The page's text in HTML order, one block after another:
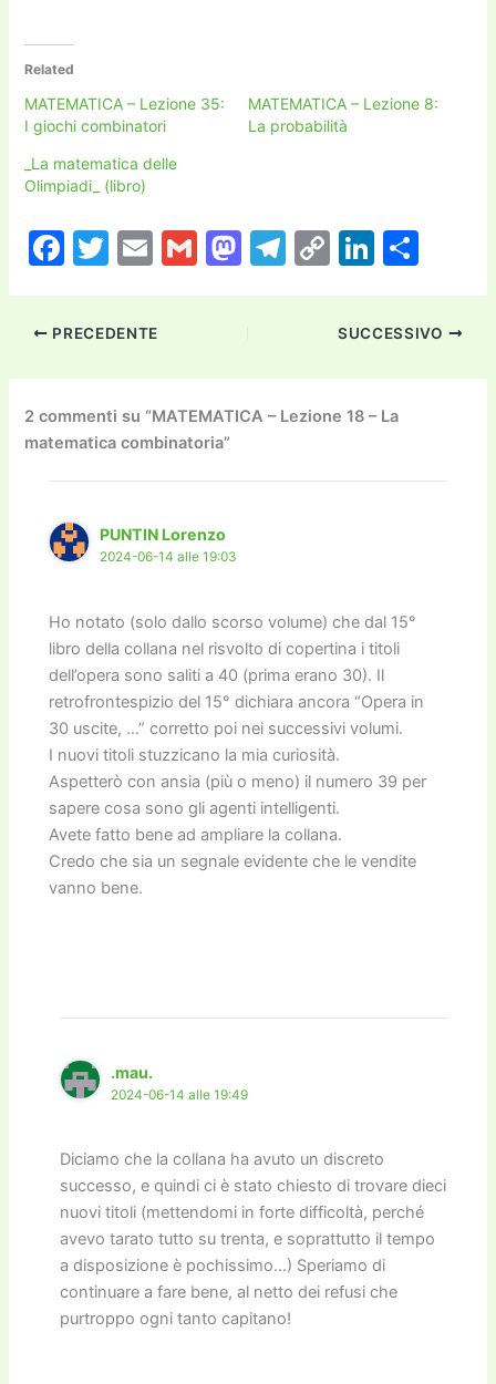
Related
MATEMATICA – Lezione 35:
I giochi combinatori
MATEMATICA – Lezione 8:
La probabilità
_La matematica delle
Olimpiadi_ (libro)
F
c
b
o
o
k
T
itt
E
ai
G
M
d
o
T
a
m
C
p
y
Li
n
Li
k
dI
n
n
vi
PRECEDENTE SUCCESSIVO
2 commenti su “MATEMATICA – Lezione 18 – La
matematica combinatoria”
PUNTIN Lorenzo
2024-06-14 alle 19:03
Ho notato (solo dallo scorso volume) che dal 15°
libro della collana nel risvolto di copertina i titoli
dell’opera sono saliti a 40 (prima erano 30). Il
retrofrontespizio del 15° dichiara ancora “Opera in
30 uscite, …” corretto poi nei successivi volumi.
I nuovi titoli stuzzicano la mia curiosità.
Aspetterò con ansia (più o meno) il numero 39 per
sapere cosa sono gli agenti intelligenti.
Avete fatto bene ad ampliare la collana.
Credo che sia un segnale evidente che le vendite
vanno bene.
.mau.
2024-06-14 alle 19:49
Diciamo che la collana ha avuto un discreto
successo, e quindi ci è stato chiesto di trovare dieci
nuovi titoli (mettendomi in forte difficoltà, perché
avevo tarato tutto su trenta, e soprattutto il tempo
a disposizione è pochissimo…) Speriamo di
continuare a fare bene, al netto dei refusi che
purtroppo ogni tanto capitano!